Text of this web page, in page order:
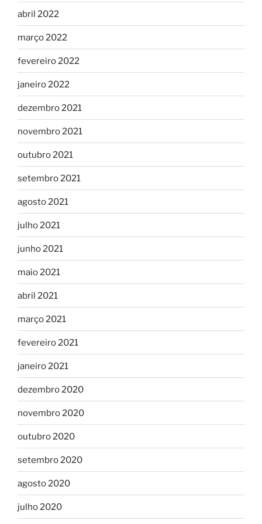
abril 2022
março 2022
fevereiro 2022
janeiro 2022
dezembro 2021
novembro 2021
outubro 2021
setembro 2021
agosto 2021
julho 2021
junho 2021
maio 2021
abril 2021
março 2021
fevereiro 2021
janeiro 2021
dezembro 2020
novembro 2020
outubro 2020
setembro 2020
agosto 2020
julho 2020